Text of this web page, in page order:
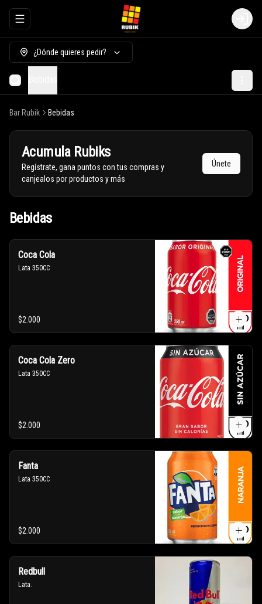
Abrir menu de navegación Login
¿Dónde quieres pedir?
Bar Rubik Bebidas
Acumula Rubiks
Regístrate, gana puntos con tus compras y
canjealos por productos y más
Únete
Bebidas
Coca Cola
Lata 350CC
$2.000
Coca Cola Zero
Lata 350CC
$2.000
Fanta
Lata 350CC
$2.000
Redbull
Lata.